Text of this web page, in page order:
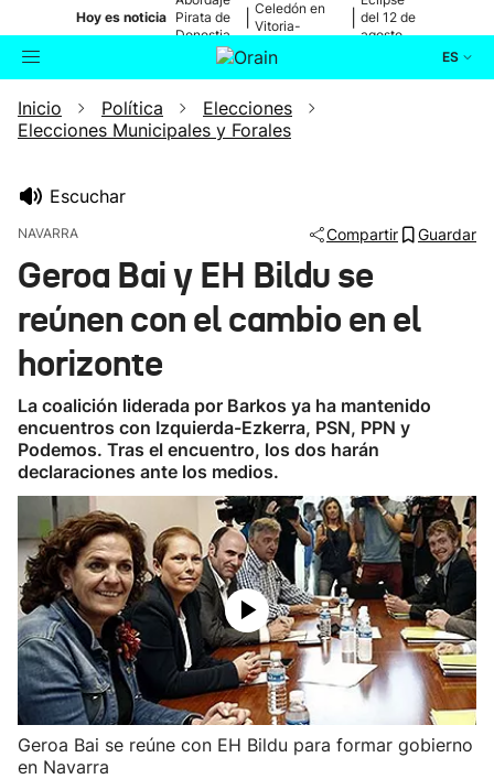
Hoy es noticia Pirata de
Donostia
Celedón en
Vitoria-
del 12 de
agosto
ES
Buscador Actualidad
Ikusmiran
Inicio Política
Elecciones
Elecciones Municipales y Forales
Escuchar
NAVARRA Compartir Guardar
Geroa Bai y EH Bildu se
reúnen con el cambio en el
horizonte
La coalición liderada por Barkos ya ha mantenido
encuentros con Izquierda-Ezkerra, PSN, PPN y
Podemos. Tras el encuentro, los dos harán
declaraciones ante los medios.
Geroa Bai se reúne con EH Bildu para formar gobierno
en Navarra